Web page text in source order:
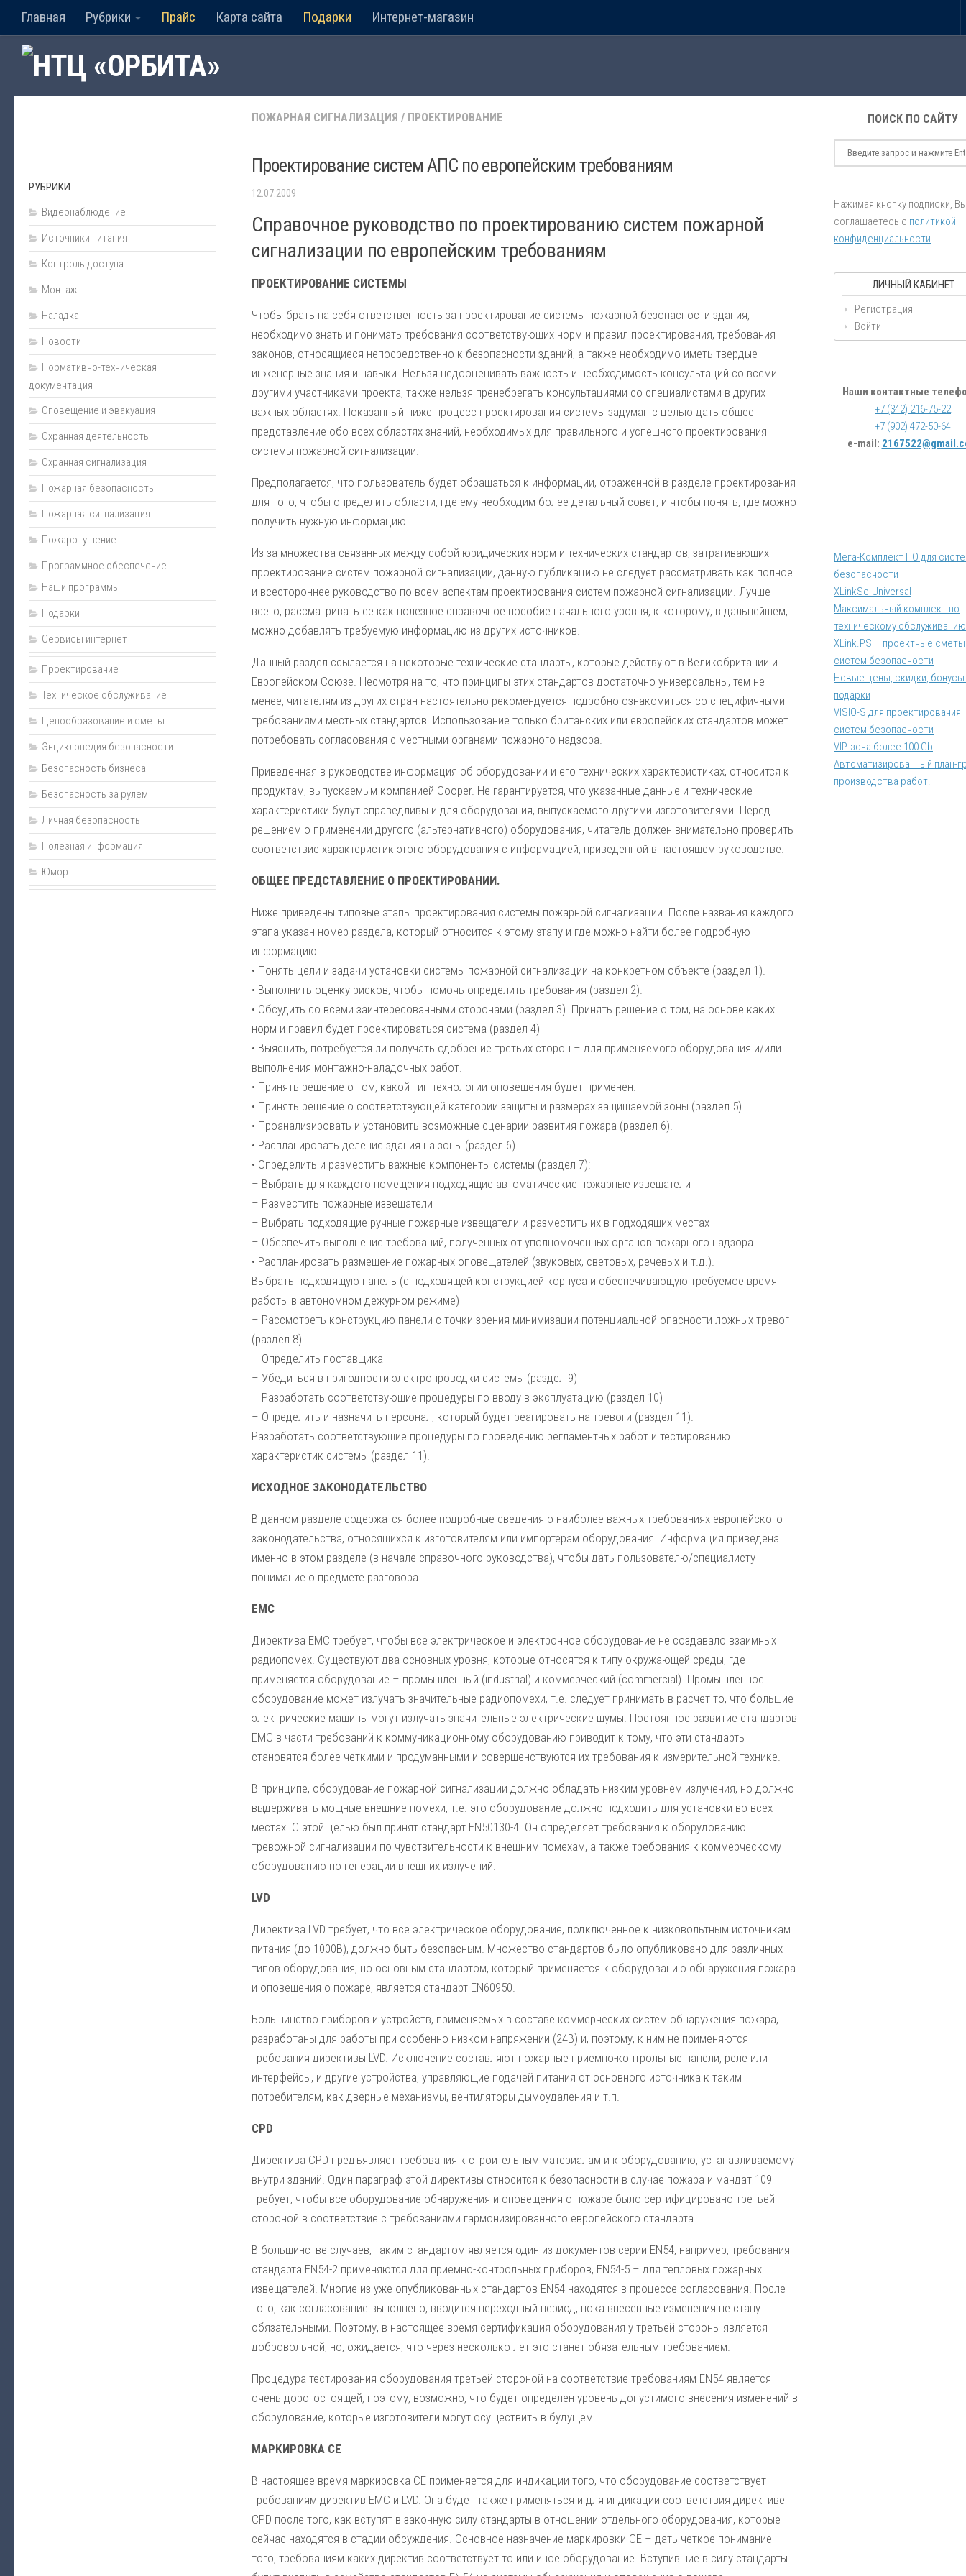
Главная Рубрики Прайс Карта сайта Подарки Интернет-магазин
ПОЖАРНАЯ СИГНАЛИЗАЦИЯ / ПРОЕКТИРОВАНИЕ
Проектирование систем АПС по европейским требованиям
12.07.2009
Справочное руководство по проектированию систем пожарной
сигнализации по европейским требованиям
ПРОЕКТИРОВАНИЕ СИСТЕМЫ
Чтобы брать на себя ответственность за проектирование системы пожарной безопасности здания,
необходимо знать и понимать требования соответствующих норм и правил проектирования, требования
законов, относящиеся непосредственно к безопасности зданий, а также необходимо иметь твердые
инженерные знания и навыки. Нельзя недооценивать важность и необходимость консультаций со всеми
другими участниками проекта, также нельзя пренебрегать консультациями со специалистами в других
важных областях. Показанный ниже процесс проектирования системы задуман с целью дать общее
представление обо всех областях знаний, необходимых для правильного и успешного проектирования
системы пожарной сигнализации.
Предполагается, что пользователь будет обращаться к информации, отраженной в разделе проектирования
для того, чтобы определить области, где ему необходим более детальный совет, и чтобы понять, где можно
получить нужную информацию.
Из-за множества связанных между собой юридических норм и технических стандартов, затрагивающих
проектирование систем пожарной сигнализации, данную публикацию не следует рассматривать как полное
и всестороннее руководство по всем аспектам проектирования систем пожарной сигнализации. Лучше
всего, рассматривать ее как полезное справочное пособие начального уровня, к которому, в дальнейшем,
можно добавлять требуемую информацию из других источников.
Данный раздел ссылается на некоторые технические стандарты, которые действуют в Великобритании и
Европейском Союзе. Несмотря на то, что принципы этих стандартов достаточно универсальны, тем не
менее, читателям из других стран настоятельно рекомендуется подробно ознакомиться со специфичными
требованиями местных стандартов. Использование только британских или европейских стандартов может
потребовать согласования с местными органами пожарного надзора.
Приведенная в руководстве информация об оборудовании и его технических характеристиках, относится к
продуктам, выпускаемым компанией Cooper. Не гарантируется, что указанные данные и технические
характеристики будут справедливы и для оборудования, выпускаемого другими изготовителями. Перед
решением о применении другого (альтернативного) оборудования, читатель должен внимательно проверить
соответствие характеристик этого оборудования с информацией, приведенной в настоящем руководстве.
ОБЩЕЕ ПРЕДСТАВЛЕНИЕ О ПРОЕКТИРОВАНИИ.
Ниже приведены типовые этапы проектирования системы пожарной сигнализации. После названия каждого
этапа указан номер раздела, который относится к этому этапу и где можно найти более подробную
информацию.
• Понять цели и задачи установки системы пожарной сигнализации на конкретном объекте (раздел 1).
• Выполнить оценку рисков, чтобы помочь определить требования (раздел 2).
• Обсудить со всеми заинтересованными сторонами (раздел 3). Принять решение о том, на основе каких
норм и правил будет проектироваться система (раздел 4)
• Выяснить, потребуется ли получать одобрение третьих сторон – для применяемого оборудования и/или
выполнения монтажно-наладочных работ.
• Принять решение о том, какой тип технологии оповещения будет применен.
• Принять решение о соответствующей категории защиты и размерах защищаемой зоны (раздел 5).
• Проанализировать и установить возможные сценарии развития пожара (раздел 6).
• Распланировать деление здания на зоны (раздел 6)
• Определить и разместить важные компоненты системы (раздел 7):
– Выбрать для каждого помещения подходящие автоматические пожарные извещатели
– Разместить пожарные извещатели
– Выбрать подходящие ручные пожарные извещатели и разместить их в подходящих местах
– Обеспечить выполнение требований, полученных от уполномоченных органов пожарного надзора
• Распланировать размещение пожарных оповещателей (звуковых, световых, речевых и т.д.).
Выбрать подходящую панель (с подходящей конструкцией корпуса и обеспечивающую требуемое время
работы в автономном дежурном режиме)
– Рассмотреть конструкцию панели с точки зрения минимизации потенциальной опасности ложных тревог
(раздел 8)
– Определить поставщика
– Убедиться в пригодности электропроводки системы (раздел 9)
– Разработать соответствующие процедуры по вводу в эксплуатацию (раздел 10)
– Определить и назначить персонал, который будет реагировать на тревоги (раздел 11).
Разработать соответствующие процедуры по проведению регламентных работ и тестированию
характеристик системы (раздел 11).
ИСХОДНОЕ ЗАКОНОДАТЕЛЬСТВО
В данном разделе содержатся более подробные сведения о наиболее важных требованиях европейского
законодательства, относящихся к изготовителям или импортерам оборудования. Информация приведена
именно в этом разделе (в начале справочного руководства), чтобы дать пользователю/специалисту
понимание о предмете разговора.
EMC
Директива EMC требует, чтобы все электрическое и электронное оборудование не создавало взаимных
радиопомех. Существуют два основных уровня, которые относятся к типу окружающей среды, где
применяется оборудование – промышленный (industrial) и коммерческий (commercial). Промышленное
оборудование может излучать значительные радиопомехи, т.е. следует принимать в расчет то, что большие
электрические машины могут излучать значительные электрические шумы. Постоянное развитие стандартов
EMC в части требований к коммуникационному оборудованию приводит к тому, что эти стандарты
становятся более четкими и продуманными и совершенствуются их требования к измерительной технике.
В принципе, оборудование пожарной сигнализации должно обладать низким уровнем излучения, но должно
выдерживать мощные внешние помехи, т.е. это оборудование должно подходить для установки во всех
местах. С этой целью был принят стандарт EN50130-4. Он определяет требования к оборудованию
тревожной сигнализации по чувствительности к внешним помехам, а также требования к коммерческому
оборудованию по генерации внешних излучений.
LVD
Директива LVD требует, что все электрическое оборудование, подключенное к низковольтным источникам
питания (до 1000В), должно быть безопасным. Множество стандартов было опубликовано для различных
типов оборудования, но основным стандартом, который применяется к оборудованию обнаружения пожара
и оповещения о пожаре, является стандарт EN60950.
Большинство приборов и устройств, применяемых в составе коммерческих систем обнаружения пожара,
разработаны для работы при особенно низком напряжении (24B) и, поэтому, к ним не применяются
требования директивы LVD. Исключение составляют пожарные приемно-контрольные панели, реле или
интерфейсы, и другие устройства, управляющие подачей питания от основного источника к таким
потребителям, как дверные механизмы, вентиляторы дымоудаления и т.п.
CPD
Директива CPD предъявляет требования к строительным материалам и к оборудованию, устанавливаемому
внутри зданий. Один параграф этой директивы относится к безопасности в случае пожара и мандат 109
требует, чтобы все оборудование обнаружения и оповещения о пожаре было сертифицировано третьей
стороной в соответствие с требованиями гармонизированного европейского стандарта.
В большинстве случаев, таким стандартом является один из документов серии EN54, например, требования
стандарта EN54-2 применяются для приемно-контрольных приборов, EN54-5 – для тепловых пожарных
извещателей. Многие из уже опубликованных стандартов EN54 находятся в процессе согласования. После
того, как согласование выполнено, вводится переходный период, пока внесенные изменения не станут
обязательными. Поэтому, в настоящее время сертификация оборудования у третьей стороны является
добровольной, но, ожидается, что через несколько лет это станет обязательным требованием.
Процедура тестирования оборудования третьей стороной на соответствие требованиям EN54 является
очень дорогостоящей, поэтому, возможно, что будет определен уровень допустимого внесения изменений в
оборудование, которые изготовители могут осуществить в будущем.
МАРКИРОВКА CE
В настоящее время маркировка CE применяется для индикации того, что оборудование соответствует
требованиям директив EMC и LVD. Она будет также применяться и для индикации соответствия директиве
CPD после того, как вступят в законную силу стандарты в отношении отдельного оборудования, которые
сейчас находятся в стадии обсуждения. Основное назначение маркировки CE – дать четкое понимание
того, требованиям каких директив соответствует то или иное оборудование. Вступившие в силу стандарты
РУБРИКИ
Видеонаблюдение
Источники питания
Контроль доступа
Монтаж
Наладка
Новости
Нормативно-техническая
документация
Оповещение и эвакуация
Охранная деятельность
Охранная сигнализация
Пожарная безопасность
Пожарная сигнализация
Пожаротушение
Программное обеспечение
Наши программы
Подарки
Сервисы интернет
Проектирование
Техническое обслуживание
Ценообразование и сметы
Энциклопедия безопасности
Безопасность бизнеса
Безопасность за рулем
Личная безопасность
Полезная информация
Юмор
ПОИСК ПО САЙТУ
Нажимая кнопку подписки,
соглашаетесь с политикой
конфиденциальности
ЛИЧНЫЙ КАБИНЕТ
Регистрация
Войти
Наши контактные
+7 (342) 216-75-22
+7 (902) 472-50-64
e-mail:
Мега-Комплект ПО для
безопасности
XLinkSe-Universal
Максимальный комплект по
техническому обслуживанию
XLink.PS – проектные
систем безопасности
Новые цены, скидки, бонусы
подарки
VISIO-S для проектирования
систем безопасности
VIP-зона более 100 Gb
Автоматизированный план-
производства работ.